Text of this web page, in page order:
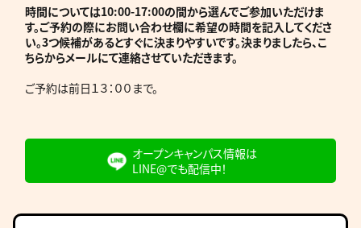
時間については10:00-17:00の間から選んでご参加いただけま
す。ご予約の際にお問い合わせ欄に希望の時間を記入してくださ
い。3つ候補があるとすぐに決まりやすいです。決まりましたら、こ
ちらからメールにて連絡させていただきます。
ご予約は前日１３：００まで。
オープンキャンパス情報は
LINE@でも配信中！